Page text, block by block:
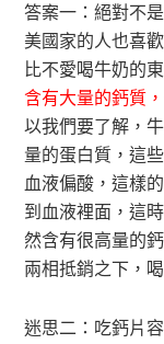
答案一：絕對不
美國家的人也喜
比不愛喝牛奶的
含有大量的鈣質
以我們要了解，
量的蛋白質，這
血液偏酸，這樣
到血液裡面，這
然含有很高量的
兩相抵銷之下，
迷思二：吃鈣片